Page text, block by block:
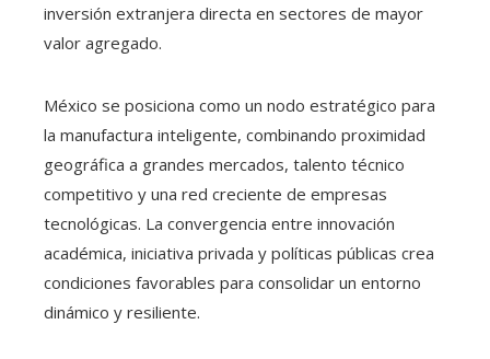
inversión extranjera directa en sectores de mayor
valor agregado.
México se posiciona como un nodo estratégico para
la manufactura inteligente, combinando proximidad
geográfica a grandes mercados, talento técnico
competitivo y una red creciente de empresas
tecnológicas. La convergencia entre innovación
académica, iniciativa privada y políticas públicas crea
condiciones favorables para consolidar un entorno
dinámico y resiliente.